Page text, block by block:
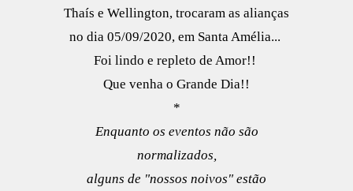
Thaís e Wellington, trocaram as alianças
no dia 05/09/2020, em Santa Amélia...
Foi lindo e repleto de Amor!!
Que venha o Grande Dia!!
*
Enquanto os eventos não são
normalizados,
alguns de "nossos noivos" estão